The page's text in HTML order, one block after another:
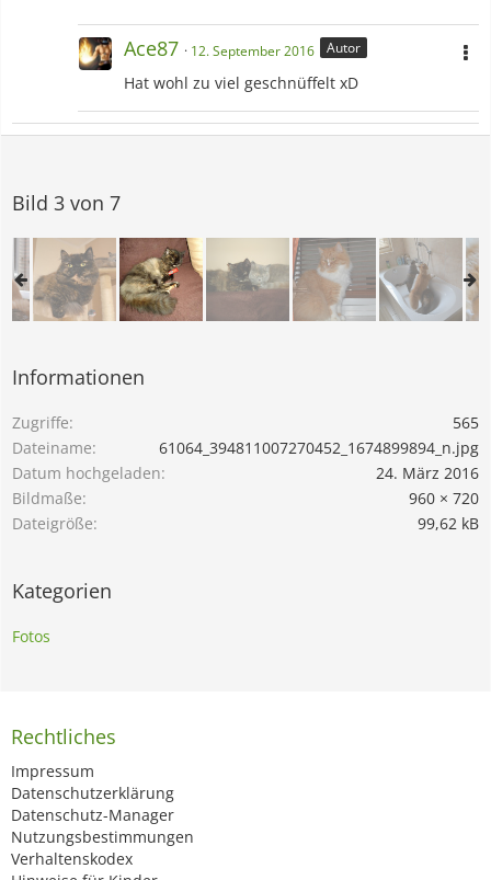
Ace87 12. September 2016 Autor
Hat wohl zu viel geschnüffelt xD
Bild 3 von 7
Informationen
Zugriffe
565
Dateiname
61064_394811007270452_1674899894_n.jpg
Datum hochgeladen
24. März 2016
Bildmaße
960 × 720
Dateigröße
99,62 kB
Kategorien
Fotos
Rechtliches
Impressum
Datenschutzerklärung
Datenschutz-Manager
Nutzungsbestimmungen
Verhaltenskodex